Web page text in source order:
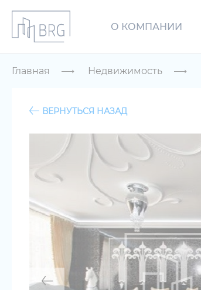
О КОМПАНИИ
Главная Недвижимость
ВЕРНУТЬСЯ НАЗАД